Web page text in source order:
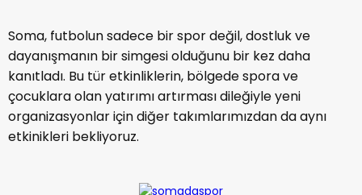
Soma, futbolun sadece bir spor değil, dostluk ve
dayanışmanın bir simgesi olduğunu bir kez daha
kanıtladı. Bu tür etkinliklerin, bölgede spora ve
çocuklara olan yatırımı artırması dileğiyle yeni
organizasyonlar için diğer takımlarımızdan da aynı
etkinikleri bekliyoruz.